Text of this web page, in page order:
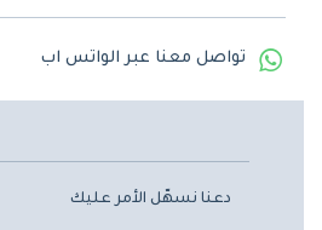
تواصل معنا عبر الواتس اب
دعنا نسهّل الأمر عليك